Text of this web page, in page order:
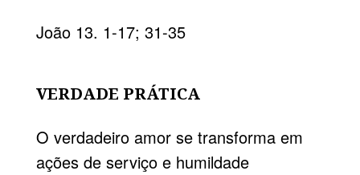
João 13. 1-17; 31-35
VERDADE PRÁTICA
O verdadeiro amor se transforma em
ações de serviço e humildade